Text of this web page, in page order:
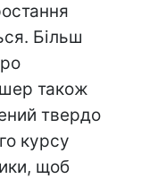
Більш
також
твердо
курсу
щоб